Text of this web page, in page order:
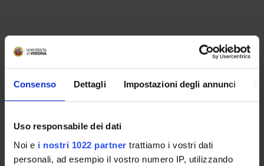
Consenso Dettagli Impostazioni degli annunci
Uso responsabile dei dati
Noi e i nostri 1022 partner trattiamo i vostri dati
personali, ad esempio il vostro numero IP, utilizzando
ORGANISATION
DEPARTMENT ADMINISTRATION OFFICES